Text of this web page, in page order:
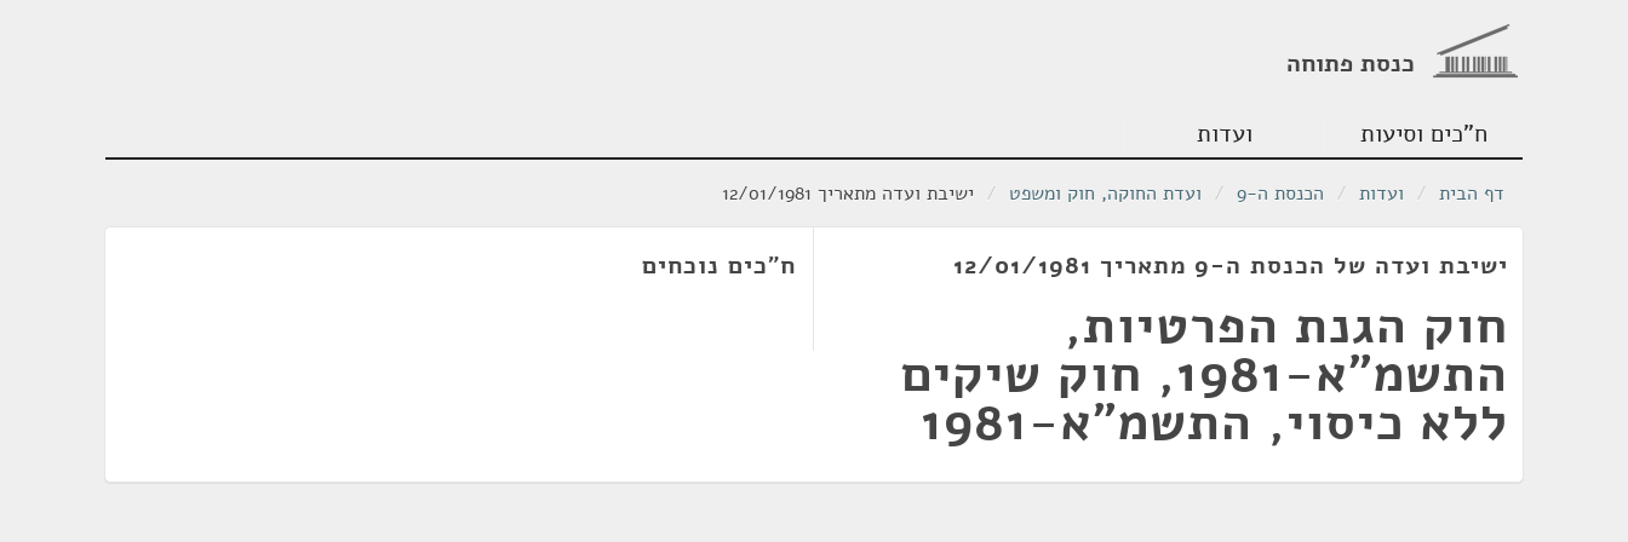
כנסת פתוחה
ח"כים וסיעות ועדות
דף הבית / ועדות / הכנסת ה-9 / ועדת החוקה, חוק ומשפט / ישיבת ועדה מתאריך 12/01/1981
ישיבת ועדה של הכנסת ה-9 מתאריך 12/01/1981
חוק הגנת הפרטיות,
התשמ"א-1981, חוק שיקים
ללא כיסוי, התשמ"א-1981
ח"כים נוכחים